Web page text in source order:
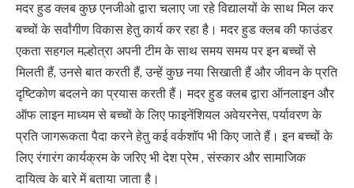
मदर हुड क्लब कुछ एनजीओ द्वारा चलाए जा रहे विद्यालयों के साथ मिल कर
बच्चों के सर्वांगीण विकास हेतु कार्य कर रहा है। मदर हुड क्लब की फाउंडर
एकता सहगल मल्होत्रा अपनी टीम के साथ समय समय पर इन बच्चों से
मिलती हैं, उनसे बात करती हैं, उन्हें कुछ नया सिखाती हैं और जीवन के प्रति
दृष्टिकोण बदलने का प्रयास करती हैं। मदर हुड क्लब द्वारा ऑनलाइन और
ऑफ लाइन माध्यम से बच्चों के लिए फाइनेंशियल अवेयरनेस, पर्यावरण के
प्रति जागरूकता पैदा करने हेतु कई वर्कशॉप भी किए जाते हैं। इन बच्चों के
लिए रंगारंग कार्यक्रम के जरिए भी देश प्रेम , संस्कार और सामाजिक
दायित्व के बारे में बताया जाता है।